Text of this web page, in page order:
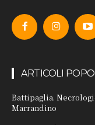
ARTICOLI
Battipaglia.
Marrandino